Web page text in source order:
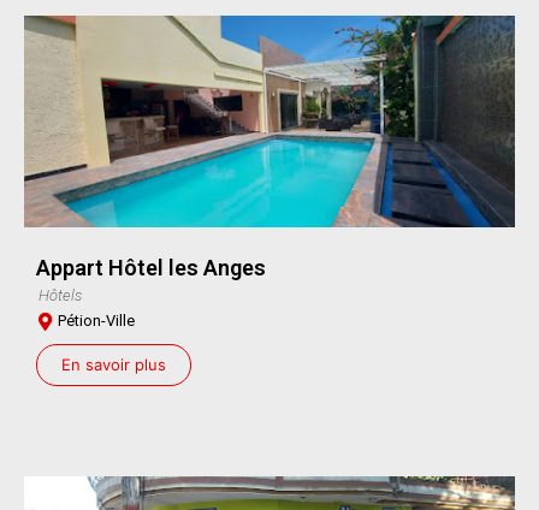
Appart Hôtel les Anges
Hôtels
Pétion-Ville
En savoir plus